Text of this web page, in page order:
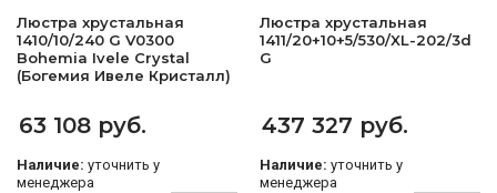
Люстра хрустальная
1410/10/240 G V0300
Bohemia Ivele Crystal
(Богемия Ивеле Кристалл)
63 108 руб.
Наличие: уточнить у
менеджера
Люстра хрустальная
1411/20+10+5/530/XL-202/3d
G
437 327 руб.
Наличие: уточнить у
менеджера